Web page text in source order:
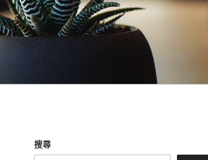
搜尋